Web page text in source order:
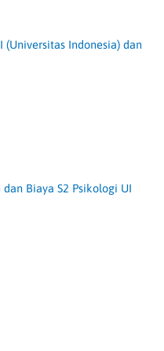
(Universitas Indonesia) dan
dan Biaya S2 Psikologi UI